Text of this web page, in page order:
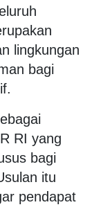
lingkungan
bagi
RI yang
bagi
itu
pendapat